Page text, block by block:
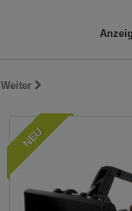
Weiter
NEU